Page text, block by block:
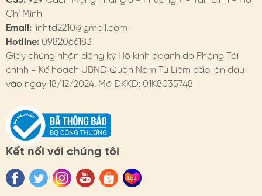
hộp. HimHip có hộp bảo quản dành cho cài áo.
4. HIMHIP BẢO HÀNH
Chi tiết trên website
- Đổi hàng: https://himhipshop.vn/chinh-sach-doi-
hang
- Bảo hành: https://himhipshop.vn/chinh-sach-bao-
hanh
- Các nhu cầu khác: KH vui lòng liên hệ tư vấn.
#himhip #himhipshop #phukien #quatang #thoitrang
#caiao #chuonchuon #thanhlich
Chí Minh
Email: linhtd2210@gmail.com
Hotline: 0982066183
Giấy chứng nhận đăng ký Hộ kinh doanh do Phòng Tài
chính - Kế hoạch UBND Quận Nam Từ Liêm cấp lần đầu
vào ngày 18/12/2024. Mã ĐKKD: 01K8035748
Kết nối với chúng tôi